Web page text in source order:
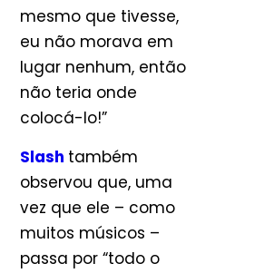
mesmo que tivesse,
eu não morava em
lugar nenhum, então
não teria onde
colocá-lo!”
Slash também
observou que, uma
vez que ele – como
muitos músicos –
passa por “todo o